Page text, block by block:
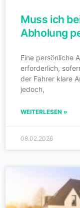
Muss ich
Abholung
Eine persönliche
erforderlich,
der Fahrer klare
jedoch,
WEITERLESEN »
08.02.2026